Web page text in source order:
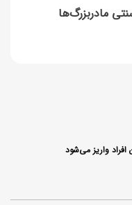
مادربزرگ‌ها